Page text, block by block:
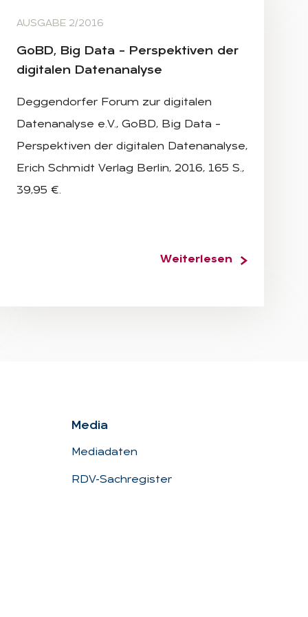
AUSGABE 2/2016
GoBD, Big Data – Per­spek­ti­ven der
di­gi­ta­len Da­ten­ana­ly­se
Deggendorfer Forum zur digitalen
Datenanalyse e.V., GoBD, Big Data –
Perspektiven der digitalen Datenanalyse,
Erich Schmidt Verlag Berlin, 2016, 165 S.,
39,95 €.
Weiterlesen
Me­dia
Mediadaten
RDV-Sachregister